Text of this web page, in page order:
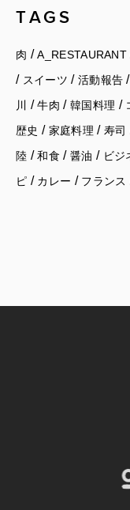
TAGS
肉 /A_RESTAURANT
/ スイーツ / 活動報告 /
川
/牛肉 / 韓国料理 /
歴史 / 家庭料理 / 寿司
陸 /和食 / 醤油 / ビジ
ピ / カレー / フランス